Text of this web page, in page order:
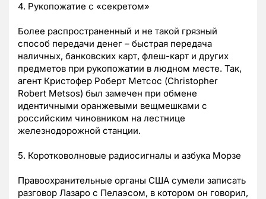
4. Рукопожатие с «секретом»
Более распространенный и не такой грязный
способ передачи денег – быстрая передача
наличных, банковских карт, флеш-карт и других
предметов при рукопожатии в людном месте. Так,
агент Кристофер Роберт Метсос (Christopher
Robert Metsos) был замечен при обмене
идентичными оранжевыми вещмешками с
российским чиновником на лестнице
железнодорожной станции.
5. Коротковолновые радиосигналы и азбука Морзе
Правоохранительные органы США сумели записать
разговор Лазаро с Пелаэсом, в котором он говорил,